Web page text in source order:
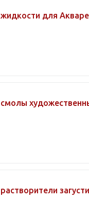
жидкости для
смолы
растворители